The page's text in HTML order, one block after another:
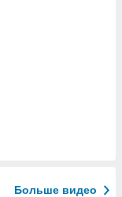
Больше видео